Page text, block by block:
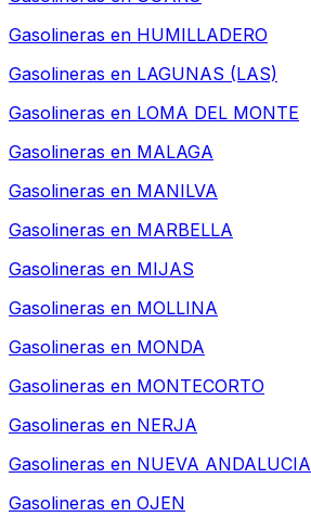
Gasolineras en HUMILLADERO
Gasolineras en LAGUNAS (LAS)
Gasolineras en LOMA DEL MONTE
Gasolineras en MALAGA
Gasolineras en MANILVA
Gasolineras en MARBELLA
Gasolineras en MIJAS
Gasolineras en MOLLINA
Gasolineras en MONDA
Gasolineras en MONTECORTO
Gasolineras en NERJA
Gasolineras en NUEVA ANDALUCIA
Gasolineras en OJEN